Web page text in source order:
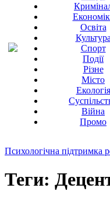
Освіта
Культура
Спорт
Події
Різне
Місто
Екологія
Війна
Промо
Психологічна підтримка
Теги: